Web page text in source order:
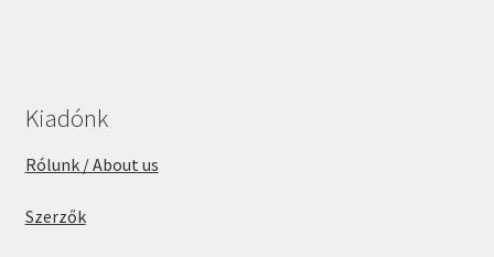
Kiadónk
Rólunk / About us
Szerzők